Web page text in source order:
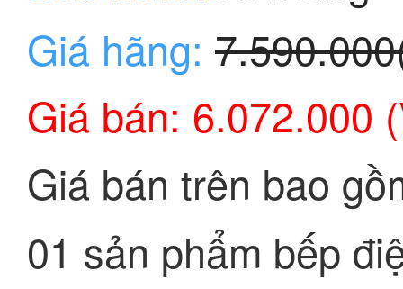
Giá hãng:
Giá bán: 6.072.000
Giá bán trên bao
01 sản phẩm bếp